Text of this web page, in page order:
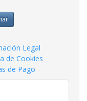
Legal
de Cookies
de Pago